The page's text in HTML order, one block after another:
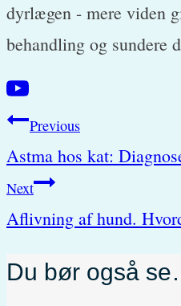
dyrlægen - mere viden
behandling og sundere
Post
navigation
Previous
Astma hos kat:
Next
Aflivning af hund.
Du bør også